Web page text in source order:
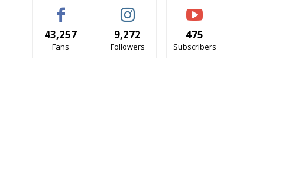
43,257
Fans
9,272
Followers
475
Subscribers